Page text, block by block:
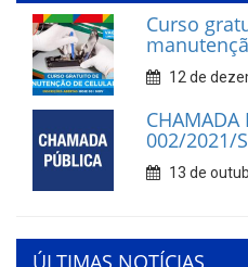
Curso
12 de
CHAMADA
002/2021/
13 de